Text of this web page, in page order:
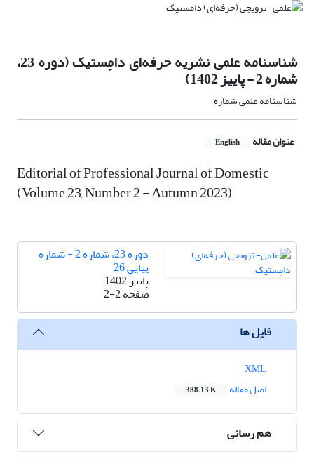
شناسنامه علمی نشریه حرفه‌ای دامِستیک (دوره 23،
شماره 2 - پاییز 1402)
شناسنامه علمی شماره
عنوان مقاله English
Editorial of Professional Journal of Domestic
(Volume 23, Number 2 - Autumn 2023)
دوره 23، شماره 2 - شماره
پیاپی 26
پاییز 1402
صفحه2-2
فایل ها
اصل مقاله
388.13 K
هم رسانی